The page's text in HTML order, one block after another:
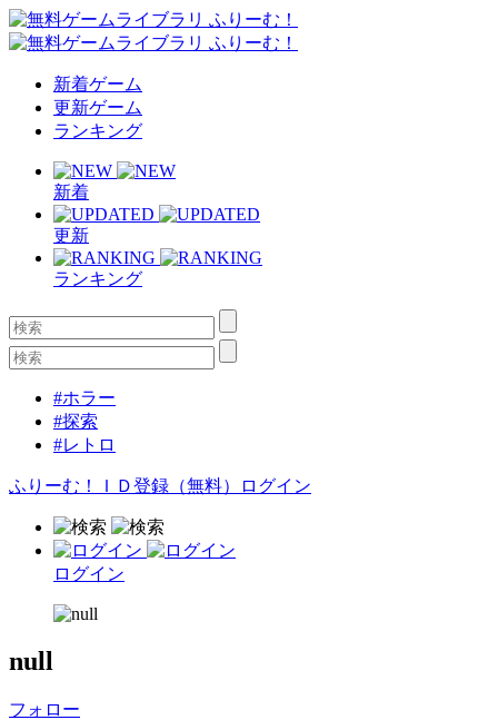
新着ゲーム
更新ゲーム
ランキング
新着
更新
ランキング
#ホラー
#探索
#レトロ
ふりーむ！ＩＤ登録（無料） ログイン
ログイン
null
フォロー